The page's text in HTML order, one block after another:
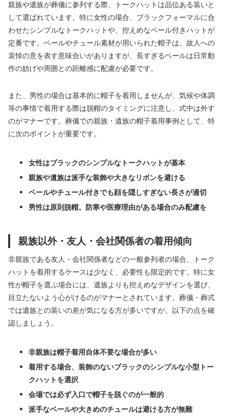
親族や遺族が葬儀に参列する際、トークハットは品位ある装いと
して選ばれています。特に女性の場合、ブラックフォーマルに合
わせたシンプルなトークハットや、控えめなベール付きハットが
定番です。ベールやチュール素材が用いられた帽子は、故人への
哀悼の意を表す意味合いがありますが、長すぎるベールは日常動
作の妨げや周囲との距離感に配慮が必要です。
また、男性の場合は基本的に帽子を着用しませんが、気候や体調
等の事情で着用する際は脱帽のタイミングに注意し、式中は外す
のがマナーです。葬儀での親族・遺族の帽子着用事例として、特
に次のポイントが重要です。
女性はブラックのシンプルなトークハットが基本
親族や遺族は派手な装飾や大きなリボンを避ける
ベールやチュール付きでも顔を隠しすぎない長さが適切
男性は原則脱帽。防寒や医療理由がある場合のみ配慮を
親族以外・友人・会社関係者の着用傾向
非親族である友人・会社関係者などの一般参列者の場合、トーク
ハットを着用するケースは少なく、必要性も限定的です。特に女
性が帽子を選ぶ場合には、遺族よりも控えめなデザインを選び、
目立たないよう心がけるのがマナーとされています。葬儀・葬式
では遺族との装いの差が気になる方が多いですが、以下の点を確
認しましょう。
非親族は帽子着用自体不要な場合が多い
着用する場合、装飾のないブラックのシンプルな小型トー
クハットを選択
会場では必ず入口で帽子を脱ぐのが一般的
派手なベールや大きめのチュールは避ける方が無難